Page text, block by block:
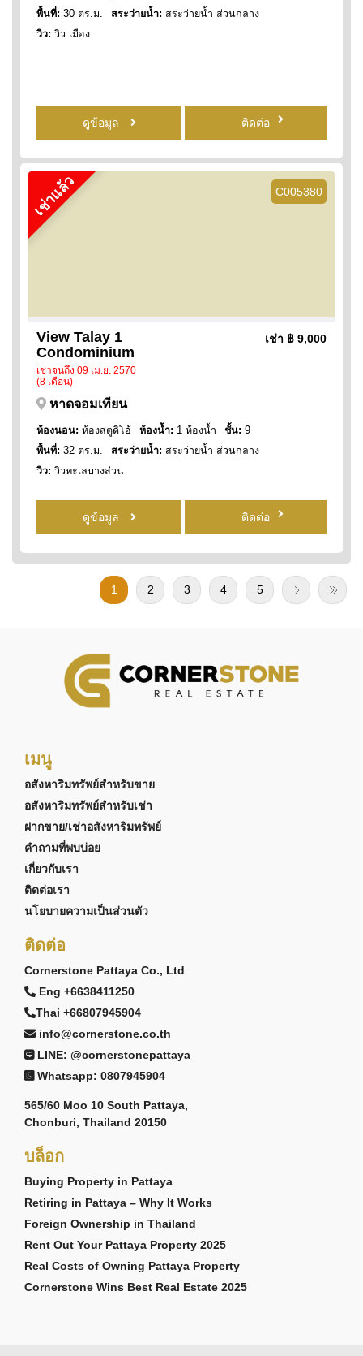
พื้นที่: 30 ตร.ม. สระว่ายน้ำ: สระว่ายน้ำ ส่วนกลาง
วิว: วิว เมือง
ดูข้อมูล ติดต่อ
C005380
เช่าแล้ว
View Talay 1
Condominium
เช่าจนถึง 09 เม.ย. 2570
(8 เดือน)
เช่า ฿ 9,000
หาดจอมเทียน
ห้องนอน: ห้องสตูดิโอ้ ห้องน้ำ: 1 ห้องน้ำ ชั้น: 9
พื้นที่: 32 ตร.ม. สระว่ายน้ำ: สระว่ายน้ำ ส่วนกลาง
วิว: วิวทะเลบางส่วน
ดูข้อมูล ติดต่อ
1 2 3 4 5
เมนู
อสังหาริมทรัพย์สำหรับขาย
อสังหาริมทรัพย์สำหรับเช่า
ฝากขาย/เช่าอสังหาริมทรัพย์
คำถามที่พบบ่อย
เกี่ยวกับเรา
ติดต่อเรา
นโยบายความเป็นส่วนตัว
ติดต่อ
Cornerstone Pattaya Co., Ltd
Eng +6638411250
Thai +66807945904
info@cornerstone.co.th
LINE: @cornerstonepattaya
Whatsapp: 0807945904
565/60 Moo 10 South Pattaya,
Chonburi, Thailand 20150
บล็อก
Buying Property in Pattaya
Retiring in Pattaya – Why It Works
Foreign Ownership in Thailand
Rent Out Your Pattaya Property 2025
Real Costs of Owning Pattaya Property
Cornerstone Wins Best Real Estate 2025